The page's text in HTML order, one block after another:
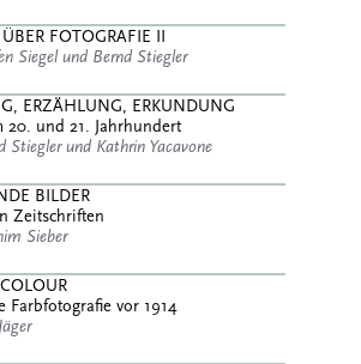
FOTOGRAFIE II
Siegel und Bernd Stiegler
ERZÄHLUNG, ERKUNDUNG
20. und 21. Jahrhundert
Stiegler und Kathrin Yacavone
BILDER
Zeitschriften
Sieber
Farbfotografie vor 1914